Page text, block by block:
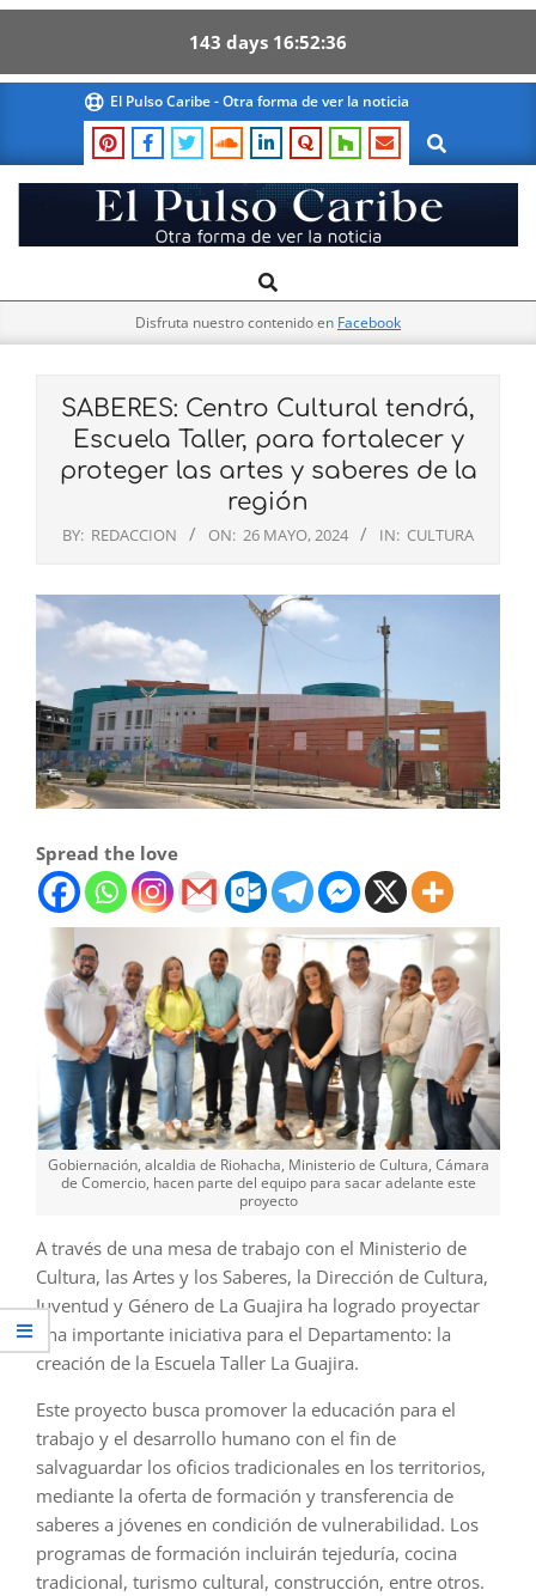
143 days 16 52 35
content
El Pulso Caribe - Otra forma de ver la noticia
Search
El
Pulso
Navigation
Search
Disfruta nuestro contenido en Facebook
SABERES: Centro Cultural tendrá,
Escuela Taller, para fortalecer y
proteger las artes y saberes de la
región
BY: REDACCION ON: 26 MAYO, 2024 IN: CULTURA
Spread the love
Gobiernación, alcaldia de Riohacha, Ministerio de Cultura, Cámara
de Comercio, hacen parte del equipo para sacar adelante este
proyecto
A través de una mesa de trabajo con el Ministerio de
Cultura, las Artes y los Saberes, la Dirección de Cultura,
Juventud y Género de La Guajira ha logrado proyectar
una importante iniciativa para el Departamento: la
creación de la Escuela Taller La Guajira.
Este proyecto busca promover la educación para el
trabajo y el desarrollo humano con el fin de
salvaguardar los oficios tradicionales en los territorios,
mediante la oferta de formación y transferencia de
saberes a jóvenes en condición de vulnerabilidad. Los
programas de formación incluirán tejeduría, cocina
tradicional, turismo cultural, construcción, entre otros.